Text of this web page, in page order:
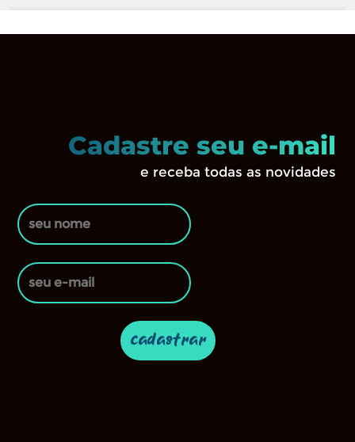
Cadastre seu e-mail
e receba todas as novidades
cadastrar